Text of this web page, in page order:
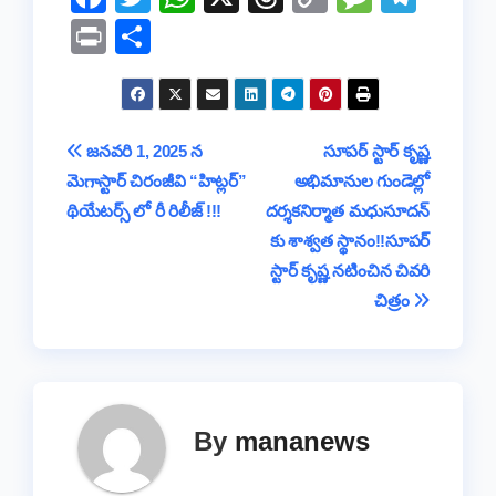
a
c
e
b
o
o
er s
A
p
p
a
s
y
Li
n
k
a
g
e
a
m
Pr
in h
ar
e
Post
navigation
సూపర్ స్టార్ కృష్ణ
అభిమానుల గుండెల్లో
దర్శకనిర్మాత మధుసూదన్
కు శాశ్వత స్థానం!!సూపర్
స్టార్ కృష్ణ నటించిన చివరి
చిత్రం
జనవరి 1, 2025 న
మెగాస్టార్ చిరంజీవి “హిట్లర్”
థియేటర్స్ లో రీ రిలీజ్ !!!
By mananews